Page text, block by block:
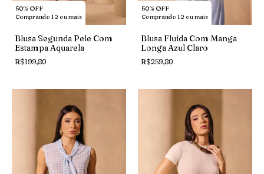
50% OFF
Comprando 12 ou mais
Blusa Segunda Pele Com
Estampa Aquarela
R$199,80
50% OFF
Comprando 12 ou mais
Blusa Fluida Com Manga
Longa Azul Claro
R$259,80